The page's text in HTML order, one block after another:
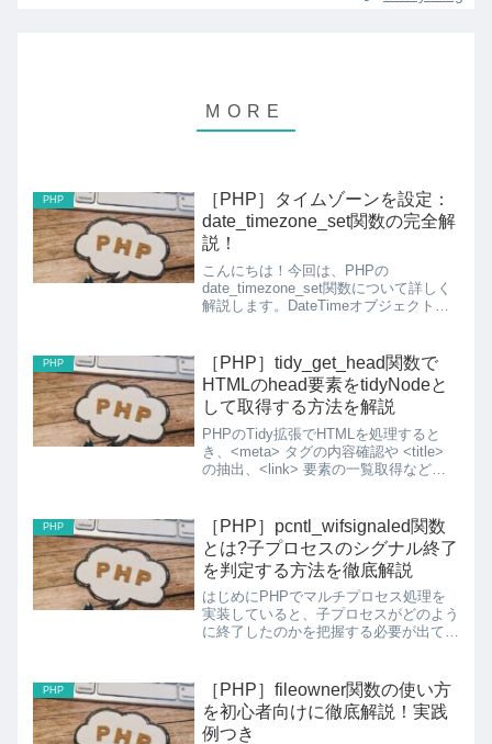
PHP
［PHP］タイムゾーンを設定：
date_timezone_set関数の完全解
説！
こんにちは！今回は、PHPの
date_timezone_set関数について詳しく
解説します。DateTimeオブジェクトの
数の基本情報構文DateT...
PHP
［PHP］tidy_get_head関数で
HTMLのhead要素をtidyNodeと
して取得する方法を解説
PHPのTidy拡張でHTMLを処理すると
き、<meta> タグの内容確認や <title>
の抽出、<link> 要素の一覧取得など、
tidy_get_head(...
PHP
［PHP］pcntl_wifsignaled関数
とは?子プロセスのシグナル終了
を判定する方法を徹底解説
はじめにPHPでマルチプロセス処理を
実装していると、子プロセスがどのよう
に終了したのかを把握する必要が出てき
pcntl_wifsignaled関数について、実践的
な例を交え...
PHP
［PHP］fileowner関数の使い方
を初心者向けに徹底解説！実践
例つき